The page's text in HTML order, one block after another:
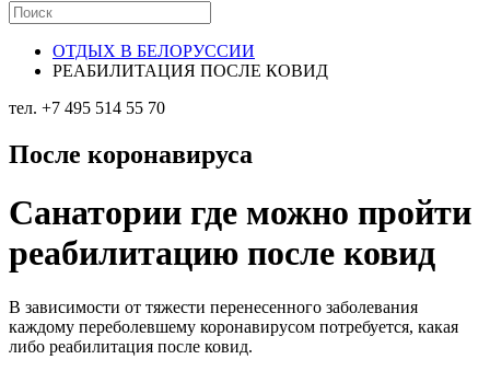
ОТДЫХ В БЕЛОРУССИИ
РЕАБИЛИТАЦИЯ ПОСЛЕ КОВИД
тел. +7 495 514 55 70
После коронавируса
Санатории где можно пройти
реабилитацию после ковид
В зависимости от тяжести перенесенного заболевания
каждому переболевшему коронавирусом потребуется, какая
либо реабилитация после ковид.